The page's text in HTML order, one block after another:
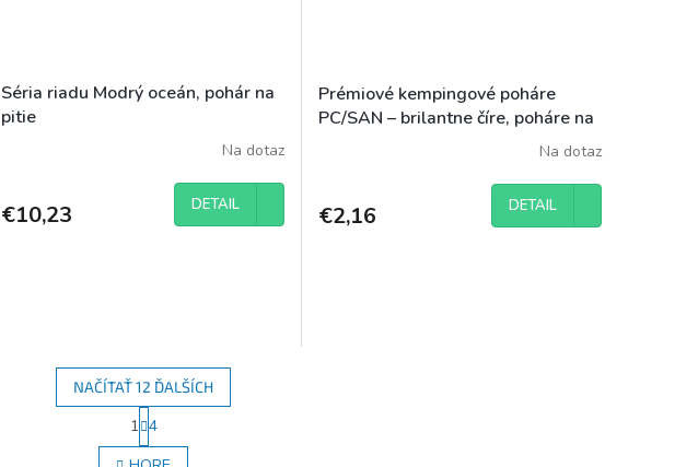
Séria riadu Modrý oceán, pohár na
pitie
Na dotaz
€10,23 DETAIL
Prémiové kempingové poháre
PC/SAN – brilantne číre, poháre na
Na dotaz
€2,16 DETAIL
O
v
NAČÍTAŤ 12 ĎALŠÍCH
S
t
r
1 4